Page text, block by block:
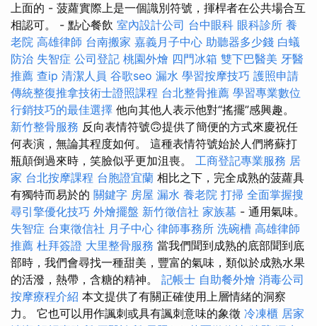
上面的 - 菠蘿實際上是一個識別符號，揮桿者在公共場合互
相認可。 - 點心餐飲 室內設計公司 台中眼科 眼科診所 養
老院 高雄律師 台南搬家 嘉義月子中心 助聽器多少錢 白蟻
防治 失智症 公司登記 桃園外燴 四門冰箱 雙下巴醫美 牙醫
推薦 查ip 清潔人員 谷歌seo 漏水 學習按摩技巧 護照申請
傳統整復推拿技術士證照課程 台北整骨推薦 學習專業數位
行銷技巧的最佳選擇 他向其他人表示他對“搖擺”感興趣。
新竹整骨服務 反向表情符號🙃提供了簡便的方式來慶祝任
何表演，無論其程度如何。 這種表情符號始於人們將蘇打
瓶顛倒過來時，笑臉似乎更加沮喪。 工商登記專業服務 居
家 台北按摩課程 台胞證宜蘭 相比之下，完全成熟的菠蘿具
有獨特而易於的 關鍵字 房屋 漏水 養老院 打掃 全面掌握搜
尋引擎優化技巧 外燴擺盤 新竹徵信社 家族墓 - 通用氣味。
失智症 台東徵信社 月子中心 律師事務所 洗碗槽 高雄律師
推薦 杜拜簽證 大里整骨服務 當我們聞到成熟的底部聞到底
部時，我們會尋找一種甜美，豐富的氣味，類似於成熟水果
的活潑，熱帶，含糖的精神。 記帳士 自助餐外燴 消毒公司
按摩療程介紹 本文提供了有關正確使用上層情緒的洞察
力。 它也可以用作諷刺或具有諷刺意味的象徵 冷凍櫃 居家